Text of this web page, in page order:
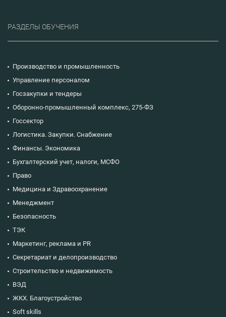
РАЗДЕЛЫ ОБУЧЕНИЯ
Производство и промышленность
Управление персоналом
Госзакупки и тендеры
Оборонно-промышленный комплекс, 275-ФЗ
Госсектор
Логистика. Закупки. Снабжение
Финансы. Экономика
Бухгалтерский учет, налоги, МСФО
Право
Медицина и Здравоохранение
Менеджмент
Безопасность
ТЭК
Маркетинг, реклама и PR
Секретариат и делопроизводство
Строительство и недвижимость
ВЭД
ЖКХ. Благоустройство
Soft skills